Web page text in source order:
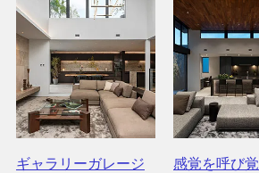
ギャラリーガレージ
感覚を呼び